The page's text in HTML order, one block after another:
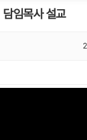
담임목사 설교